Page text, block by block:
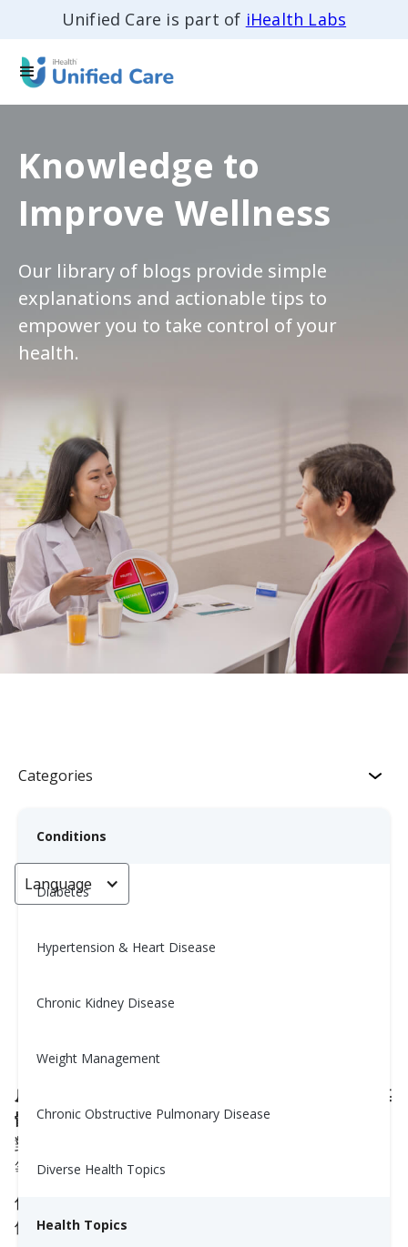
Unified Care is part of iHealth Labs
Knowledge to
Improve Wellness
Our library of blogs provide simple
explanations and actionable tips to
empower you to take control of your
health.
Categories
Conditions
Diabetes
Hypertension & Heart Disease
Chronic Kidney Disease
Weight Management
Chronic Obstructive Pulmonary Disease
Diverse Health Topics
Health Topics
Language
皮質醇雞尾酒療法能緩解壓力？是
神話還是事實？
August 1, 2025
皮質醇雞尾酒，有時稱為腎上腺雞尾酒，正在社交媒
體上引起熱潮。它們的吸引人名稱、多彩的成分和
對減壓的承諾使它們迅速流行，尤其是在如TikTok
等平台上。
但雖然聽起來像是一種“支持腎上腺”的聰明方法，它
們真的有效嗎？讓我們仔細看看。